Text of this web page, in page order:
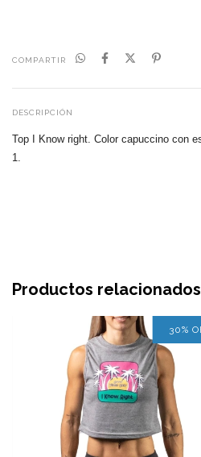
COMPARTIR
DESCRIPCIÓN
Top I Know right. Color capuccino con
1.
Productos relacionados
30%